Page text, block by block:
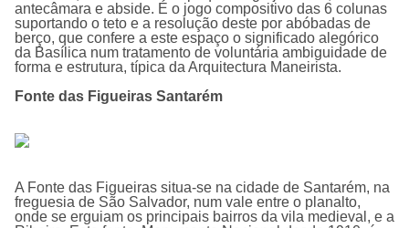
antecâmara e abside. É o jogo compositivo das 6 colunas
suportando o teto e a resolução deste por abóbadas de
berço, que confere a este espaço o significado alegórico
da Basílica num tratamento de voluntária ambiguidade de
forma e estrutura, típica da Arquitectura Maneirista.
Fonte das Figueiras Santarém
A Fonte das Figueiras situa-se na cidade de Santarém, na
freguesia de São Salvador, num vale entre o planalto,
onde se erguiam os principais bairros da vila medieval, e a